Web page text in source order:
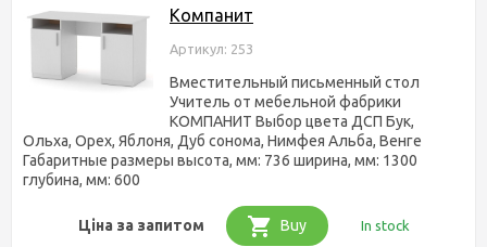
Компанит
Артикул: 253
Вместительный письменный стол
Учитель от мебельной фабрики
КОМПАНИТ Выбор цвета ДСП Бук,
Ольха, Орех, Яблоня, Дуб сонома, Нимфея Альба, Венге
Габаритные размеры высота, мм: 736 ширина, мм: 1300
глубина, мм: 600
Ціна за запитом Buy In stock